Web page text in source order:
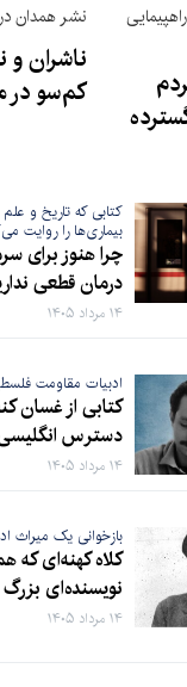
نشر همدان
ناشران و
کم‌سو در
کتابی که تاریخ و
بیماری‌ها را روایت
چرا هنوز برای
درمان قطعی
۱۴ مرداد ۱۴۰۵
ادبیات مقاومت
کتابی از غسان
دسترس
۱۴ مرداد ۱۴۰۵
بازخوانی یک میراث
کلاه کهنه‌ای که
نویسنده‌ای
۱۴ مرداد ۱۴۰۵